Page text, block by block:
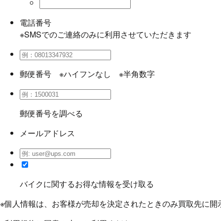
電話番号
※SMSでのご連絡のみに利用させていただきます
郵便番号 ※ハイフンなし ※半角数字
郵便番号を調べる
メールアドレス
バイクに関するお得な情報を受け取る
※個人情報は、お客様が売却を決定されたときのみ買取先に開